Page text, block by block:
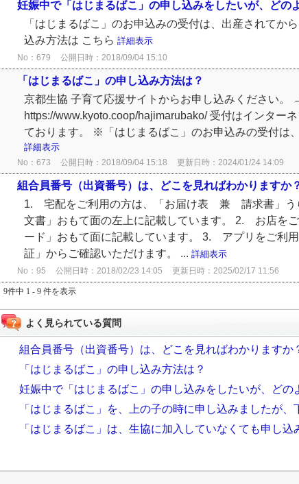
妊娠中で「はじまるばこ」の申し込みをしたいが、どの
「はじまるばこ」のお申込みの受付は、出産されてか
込み方法は こちら 詳細表示
No：679 公開日時：2018/09/04 15:10
「はじまるばこ」の申し込み方法は？
京都生協 子育て応援サイトからお申し込みくださ
https://www.kyoto.coop/hajimarubako/ 受付はインター
ております。 ※「はじまるばこ」のお申込みの受付は
詳細表示
No：673 公開日時：2018/09/04 15:18 更新日時：2024/01/24 14:09
組合員番号（出資番号）は、どこを見ればわかりますか
1. 宅配をご利用の方は、「お届け表 兼 請求書」う
文書」おもて面の左上に記載しています。 2. お店を
ード」おもて面に記載しています。 3. アプリをご利
証」からご確認いただけます。 ... 詳細表示
No：95 公開日時：2018/02/23 14:05 更新日時：2025/02/17 11:56
9件中 1 - 9 件を表示
よく見られている質問
組合員番号（出資番号）は、どこを見ればわかりますか
「はじまるばこ」の申し込み方法は？
妊娠中で「はじまるばこ」の申し込みをしたいが、どの
「はじまるばこ」を、上の子の時に申し込みましたが、
「はじまるばこ」は、生協に加入していなくても申し込